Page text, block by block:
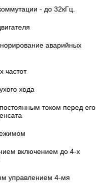
- до 32кГц.
аварийных
частот
хода
током перед его
включением до 4-х
управлением 4-мя